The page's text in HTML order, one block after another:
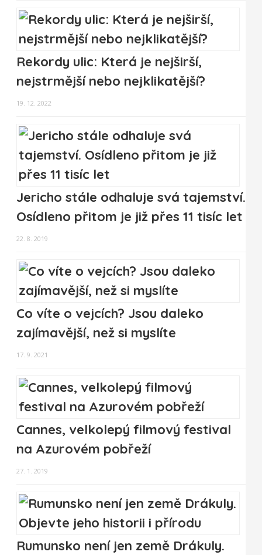
Rekordy ulic: Která je nejširší,
nejstrmější nebo nejklikatější?
19. 12. 2022
Jericho stále odhaluje svá tajemství.
Osídleno přitom je již přes 11 tisíc let
22. 8. 2019
Co víte o vejcích? Jsou daleko
zajímavější, než si myslíte
17. 9. 2021
Cannes, velkolepý filmový festival
na Azurovém pobřeží
27. 1. 2019
Rumunsko není jen země Drákuly.